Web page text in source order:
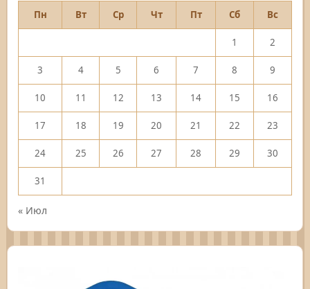
Пн
Вт Ср Чт Пт Сб Вс
1 2
3 4 5 6 7 8 9
10 11 12 13 14 15 16
17 18 19 20 21 22 23
24 25 26 27 28 29 30
31
« Июл